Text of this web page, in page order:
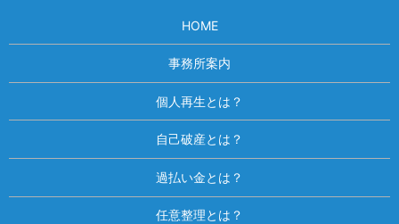
HOME
事務所案内
個人再生とは？
自己破産とは？
過払い金とは？
任意整理とは？